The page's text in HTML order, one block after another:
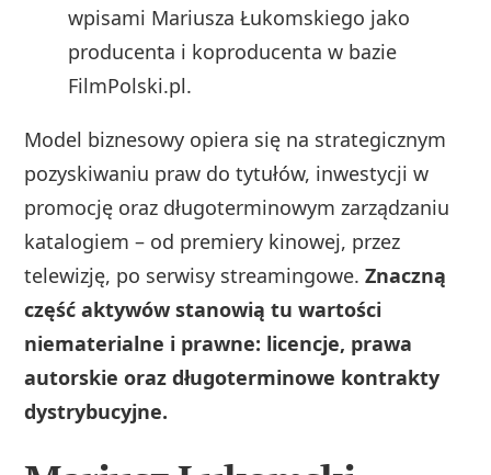
wpisami Mariusza Łukomskiego jako
producenta i koproducenta w bazie
FilmPolski.pl.
Model biznesowy opiera się na strategicznym
pozyskiwaniu praw do tytułów, inwestycji w
promocję oraz długoterminowym zarządzaniu
katalogiem – od premiery kinowej, przez
telewizję, po serwisy streamingowe.Znaczną
część aktywów stanowią tu wartości
niematerialne i prawne: licencje, prawa
autorskie oraz długoterminowe kontrakty
dystrybucyjne.